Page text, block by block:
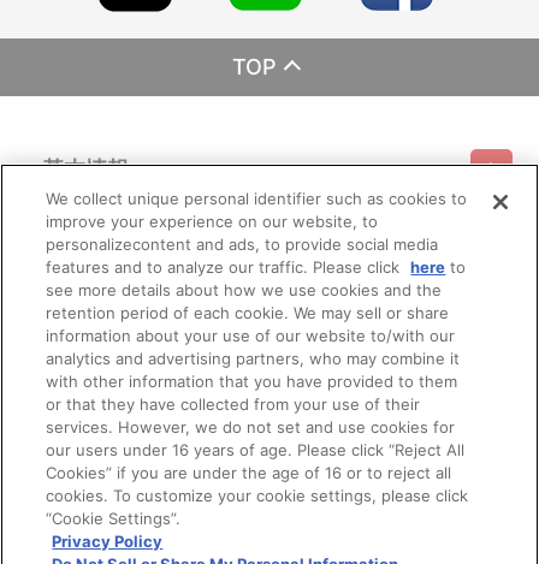
TOP
基本情報
利用規約 特定商取引法に基づく表示 プライバシーポリシー
プライバシーオプション 会社概要
ご利用情報
ご利用ガイド サイトマップ お問い合わせ
Do Not Sell or Share My Personal Information
会員メニュー
ログイン 会員規約 新規会員登録
その他のご案内
公式X バンダイナムコフィルムワークス
We collect unique personal identifier such as cookies to
improve your experience on our website, to
personalizecontent and ads, to provide social media
features and to analyze our traffic. Please click here to
see more details about how we use cookies and the
retention period of each cookie. We may sell or share
information about your use of our website to/with our
analytics and advertising partners, who may combine it
with other information that you have provided to them
or that they have collected from your use of their
services. However, we do not set and use cookies for
our users under 16 years of age. Please click “Reject All
Cookies” if you are under the age of 16 or to reject all
cookies. To customize your cookie settings, please click
“Cookie Settings”.
Privacy Policy